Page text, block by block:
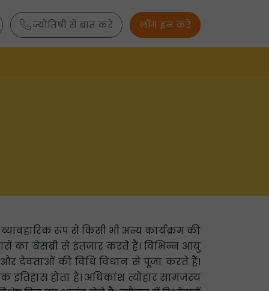
ज्योतिषी से बात करें लॉग इन करें
रूप से किसी भी अन्य कार्यक्रम की
का बेसब्री से इंतजार करते हैं। विभिन्न आयु
देवताओं की विधि विधान से पूजा करते हैं।
होता है। अधिकांश त्योहार सामंजस्य